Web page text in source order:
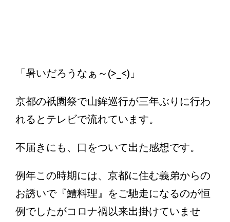
「暑いだろうなぁ～(>_<)」
京都の祇園祭で山鉾巡行が三年ぶりに行わ
れるとテレビで流れています。
不届きにも、口をついて出た感想です。
例年この時期には、京都に住む義弟からの
お誘いで『鱧料理』をご馳走になるのが恒
例でしたがコロナ禍以来出掛けていませ